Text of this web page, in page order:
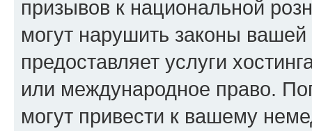
призывов к национальной
могут нарушить законы
предоставляет услуги
или международное право.
могут привести к вашему